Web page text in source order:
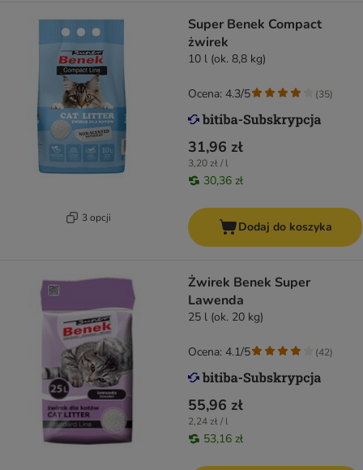
3 opcji
Super Benek Compact
żwirek
10 l (ok. 8,8 kg)
31,96 zł
3,20 zł / l
30,36 zł
Ocena: 4.3/5 (35)
Dodaj do koszyka
Żwirek Benek Super
Lawenda
25 l (ok. 20 kg)
55,96 zł
2,24 zł / l
53,16 zł
Ocena: 4.1/5 (42)